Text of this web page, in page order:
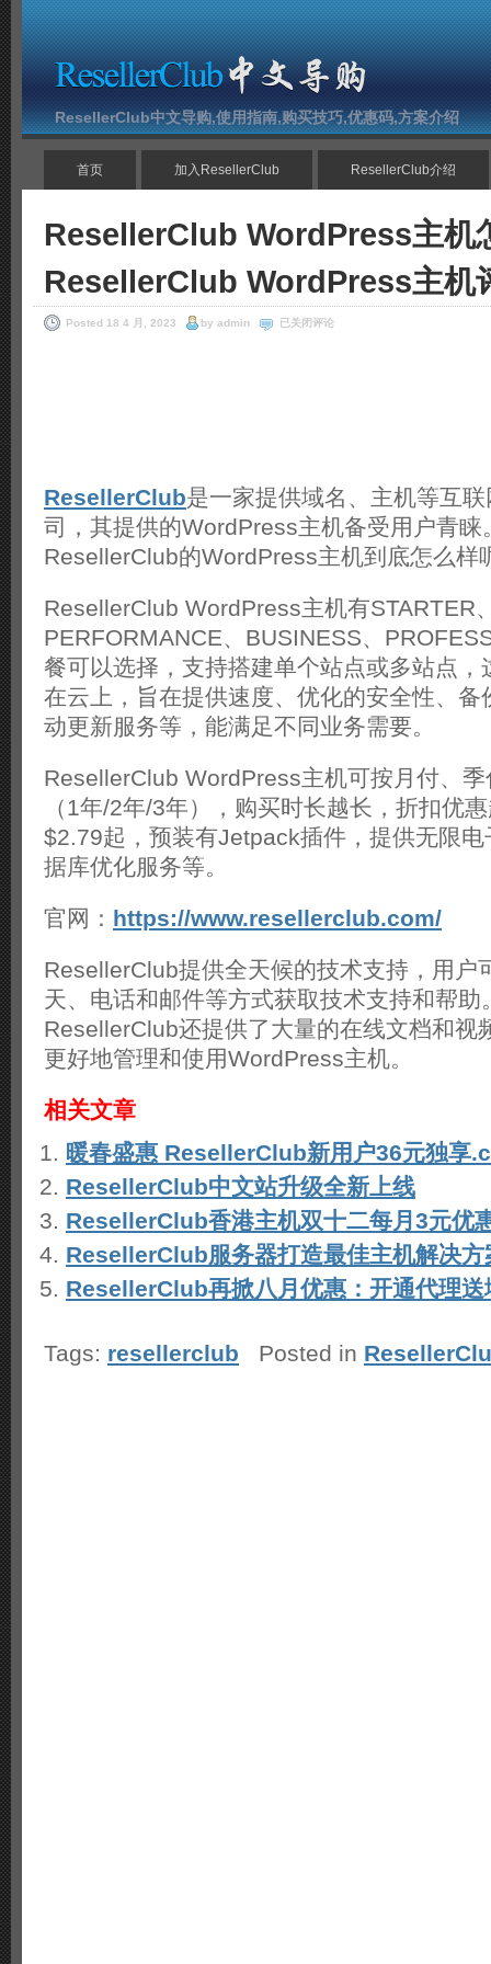
ResellerClub中文导购,使用指南,购买技巧,优惠码,方案介绍
首页 加入ResellerClub ResellerClub介绍
ResellerClub WordPress主机
ResellerClub WordPress主机
Posted 18 4 月, 2023 by admin
ResellerClub
机
评
已关闭评论
ResellerClub是一家提供域名、主机等互
司，其提供的WordPress主机备受用户青睐
ResellerClub的WordPress主机到底怎么样
ResellerClub WordPress主机有STARTER
PERFORMANCE、BUSINESS、
餐可以选择，支持搭建单个站点或多站点，
在云上，旨在提供速度、优化的安全性、备
动更新服务等，能满足不同业务需要。
ResellerClub WordPress主机可按月付、
（1年/2年/3年），购买时长越长，折扣优
$2.79起，预装有Jetpack插件，提供无限
据库优化服务等。
官网： https://www.resellerclub.com/
ResellerClub提供全天候的技术支持，用户
天、电话和邮件等方式获取技术支持和帮助
ResellerClub还提供了大量的在线文档和视
更好地管理和使用WordPress主机。
相关文章
暖春盛惠 ResellerClub新用户36元独享
ResellerClub中文站升级全新上线
ResellerClub香港主机双十二每月3元优
ResellerClub服务器打造最佳主机解决方
ResellerClub再掀八月优惠：开通代理送
Tags: resellerclub Posted in